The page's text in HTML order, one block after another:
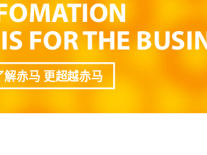
FOR THE
解赤马 更超越赤马